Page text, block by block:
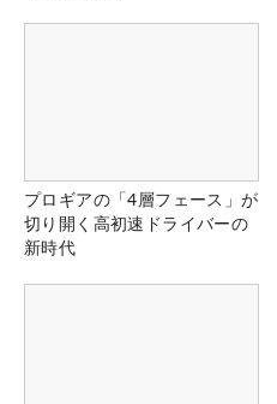
プロギアの「4層フェース」が
切り開く高初速ドライバーの
新時代